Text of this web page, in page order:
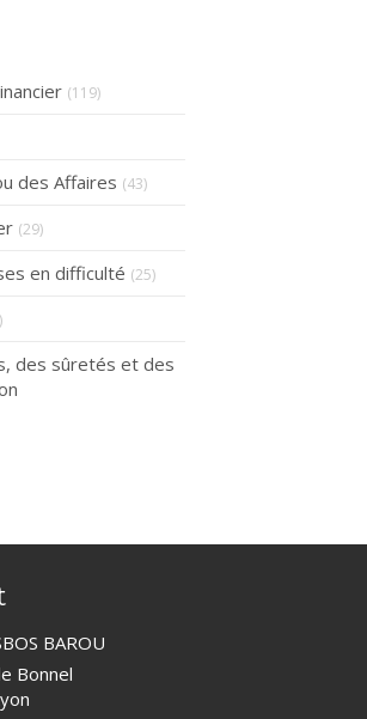
?
(119)
des Affaires (43)
(29)
en difficulté (25)
des sûretés et des
BAROU
Bonnel